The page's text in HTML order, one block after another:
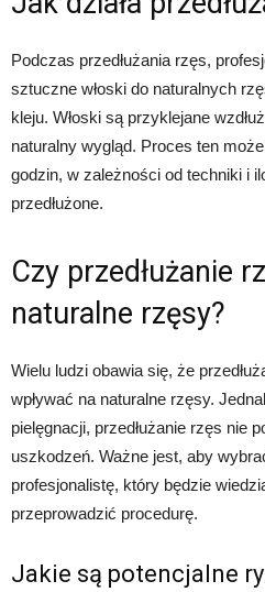
Podczas przedłużania rzęs,
sztuczne włoski do naturalnych
kleju. Włoski są przyklejane
naturalny wygląd. Proces ten
godzin, w zależności od techniki i
przedłużone.
Czy przedłużanie
naturalne rzęsy?
Wielu ludzi obawia się, że
wpływać na naturalne rzęsy.
pielęgnacji, przedłużanie rzęs nie
uszkodzeń. Ważne jest, aby
profesjonalistę, który będzie
przeprowadzić procedurę.
Jakie są potencjalne